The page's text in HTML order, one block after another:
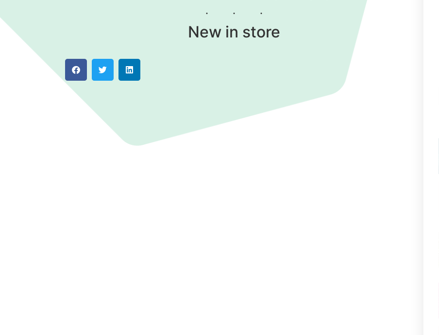
New in store